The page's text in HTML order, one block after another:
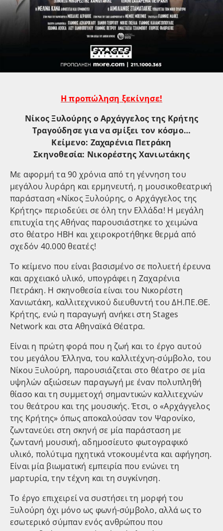
Η προπώληση ξεκίνησε!
Νίκος Ξυλούρης ο Αρχάγγελος της Κρήτης
Τραγούδησε για να σμίξει τον κόσμο…
Κείμενο: Ζαχαρένια Πετράκη
Σκηνοθεσία: Νικορέστης Χανιωτάκης
Με αφορμή τα 90 χρόνια από τη γέννηση του
μεγάλου λυράρη και ερμηνευτή, η μουσικοθεατρική
παράσταση «Νίκος Ξυλούρης, ο Αρχάγγελος της
Κρήτης» περιοδεύει σε όλη την Ελλάδα! Η μεγάλη
επιτυχία της Αθήνας παρουσιάστηκε το χειμώνα
στο θέατρο ΗΒΗ και χειροκροτήθηκε θερμά από
σχεδόν 40.000 θεατές!
Το κείμενο που είναι βασισμένο σε πολυετή έρευνα
και αρχειακό υλικό, υπογράφει η Ζαχαρένια
Πετράκη. Η σκηνοθεσία είναι του Νικορέστη
Χανιωτάκη, καλλιτεχνικού διευθυντή του ΔΗ.ΠΕ.ΘΕ.
Κρήτης, ενώ η παραγωγή ανήκει στη Stages
Network και στα Αθηναϊκά Θέατρα.
Είναι η πρώτη φορά που η ζωή και το έργο αυτού
του μεγάλου Έλληνα, του καλλιτέχνη-σύμβολο, του
Νίκου Ξυλούρη, παρουσιάζεται στο θέατρο σε μία
υψηλών αξιώσεων παραγωγή με έναν πολυπληθή
θίασο και τη συμμετοχή σημαντικών καλλιτεχνών
του θεάτρου και της μουσικής. Έτσι, ο «Αρχάγγελος
της Κρήτης» όπως αποκαλούσαν τον Ψαρονίκο,
ζωντανεύει στη σκηνή σε μία παράσταση με
ζωντανή μουσική, αδημοσίευτο φωτογραφικό
υλικό, πολύτιμα ηχητικά ντοκουμέντα και αφήγηση.
Είναι μία βιωματική εμπειρία που ενώνει τη
μαρτυρία, την τέχνη και τη συγκίνηση.
Το έργο επιχειρεί να συστήσει τη μορφή του
Ξυλούρη όχι μόνο ως φωνή-σύμβολο, αλλά ως το
εσωτερικό σύμπαν ενός ανθρώπου που